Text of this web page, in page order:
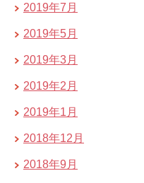
2019年7月
2019年5月
2019年3月
2019年2月
2019年1月
2018年12月
2018年9月